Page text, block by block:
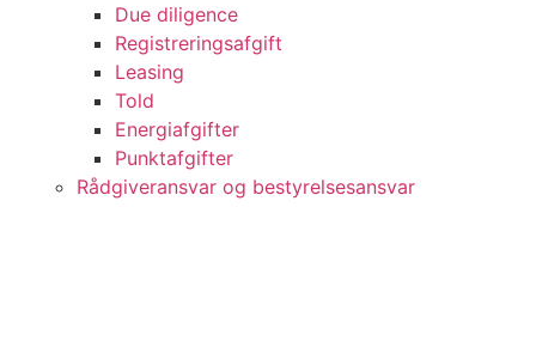
Due diligence
Registreringsafgift
Leasing
Told
Energiafgifter
Punktafgifter
Rådgiveransvar og bestyrelsesansvar